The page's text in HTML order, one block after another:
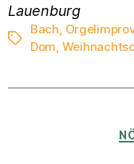
Lauenburg
Schlagwörter
Bach
Dom